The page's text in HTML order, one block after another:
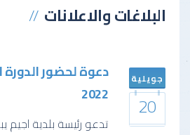
البلاغاتوالاعلانات
جويلية
20
دعوة لحضور الدورة
2022
تدعو رئيسة بلدية اجيم